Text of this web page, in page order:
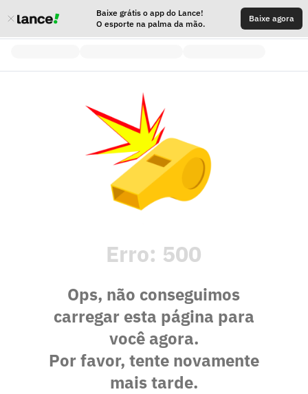
Baixe grátis o app do Lance!
O esporte na palma da mão.
Baixe agora
Erro: 500
Ops, não conseguimos
carregar esta página para
você agora.
Por favor, tente novamente
mais tarde.